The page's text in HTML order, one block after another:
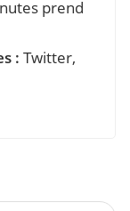
prend
: Twitter,